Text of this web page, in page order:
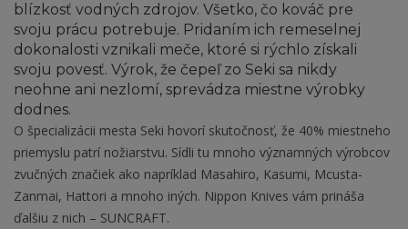
blízkosť vodných zdrojov. Všetko, čo kováč pre
svoju prácu potrebuje. Pridaním ich remeselnej
dokonalosti vznikali meče, ktoré si rýchlo získali
svoju povesť. Výrok, že čepeľ zo Seki sa nikdy
neohne ani nezlomí, sprevádza miestne výrobky
dodnes.
O špecializácii mesta Seki hovorí skutočnosť, že 40% miestneho
priemyslu patrí nožiarstvu. Sídli tu mnoho významných výrobcov
zvučných značiek ako napríklad Masahiro, Kasumi, Mcusta-
Zanmai, Hattori a mnoho iných. Nippon Knives vám prináša
ďalšiu z nich – SUNCRAFT.